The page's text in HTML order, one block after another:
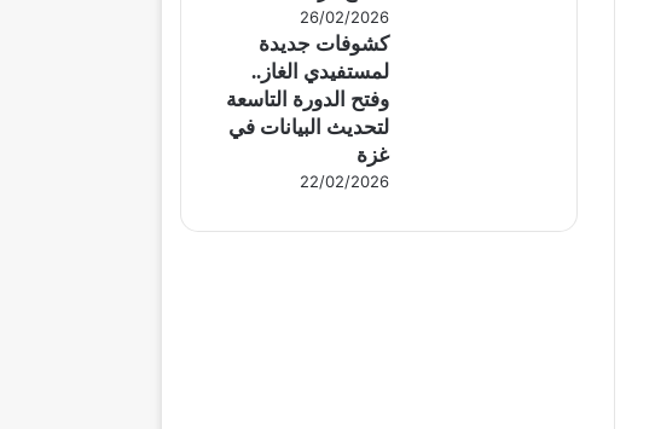
26/02/2026
كشوفات جديدة
لمستفيدي الغاز..
وفتح الدورة التاسعة
لتحديث البيانات في
غزة
22/02/2026